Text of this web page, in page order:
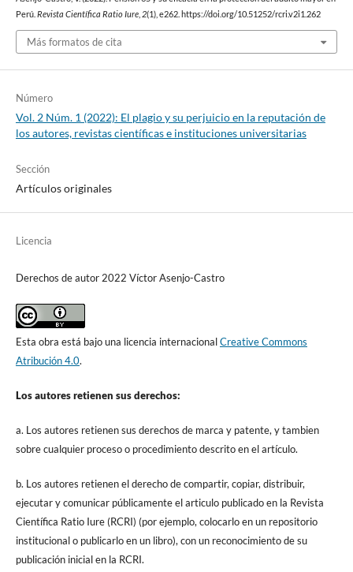
Perú. Revista Científica Ratio Iure, 2(1), e262. https://doi.org/10.51252/rcri.v2i1.262
Más formatos de cita
Número
Vol. 2 Núm. 1 (2022): El plagio y su perjuicio en la reputación de
los autores, revistas científicas e instituciones universitarias
Sección
Artículos originales
Licencia
Derechos de autor 2022 Víctor Asenjo-Castro
Esta obra está bajo una licencia internacionalCreative Commons
Atribución 4.0.
Los autores retienen sus derechos:
a. Los autores retienen sus derechos de marca y patente, y tambien
sobre cualquier proceso o procedimiento descrito en el artículo.
b. Los autores retienen el derecho de compartir, copiar, distribuir,
ejecutar y comunicar públicamente el articulo publicado en la Revista
Científica Ratio Iure (RCRI) (por ejemplo, colocarlo en un repositorio
institucional o publicarlo en un libro), con un reconocimiento de su
publicación inicial en la RCRI.